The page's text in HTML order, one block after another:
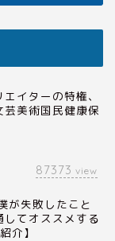
イターの特権、
美術国民健康保
87373 view
が失敗したこと
してオススメする
介】